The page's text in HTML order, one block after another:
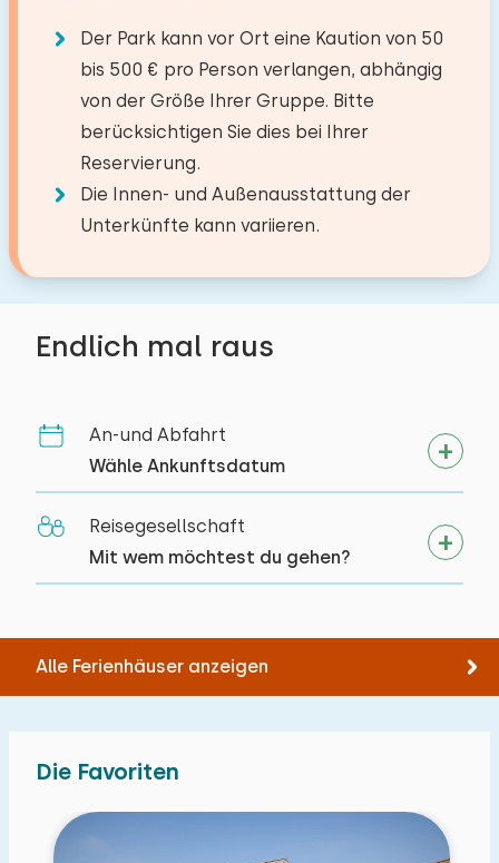
Endlich mal raus
An-und Abfahrt
Wähle Ankunftsdatum
Reisegesellschaft
Mit wem möchtest du gehen?
Alle Ferienhäuser anzeigen
Die Favoriten
Der Park kann vor Ort eine Kaution von 50
bis 500 € pro Person verlangen, abhängig
von der Größe Ihrer Gruppe. Bitte
berücksichtigen Sie dies bei Ihrer
Reservierung.
Die Innen- und Außenausstattung der
Unterkünfte kann variieren.